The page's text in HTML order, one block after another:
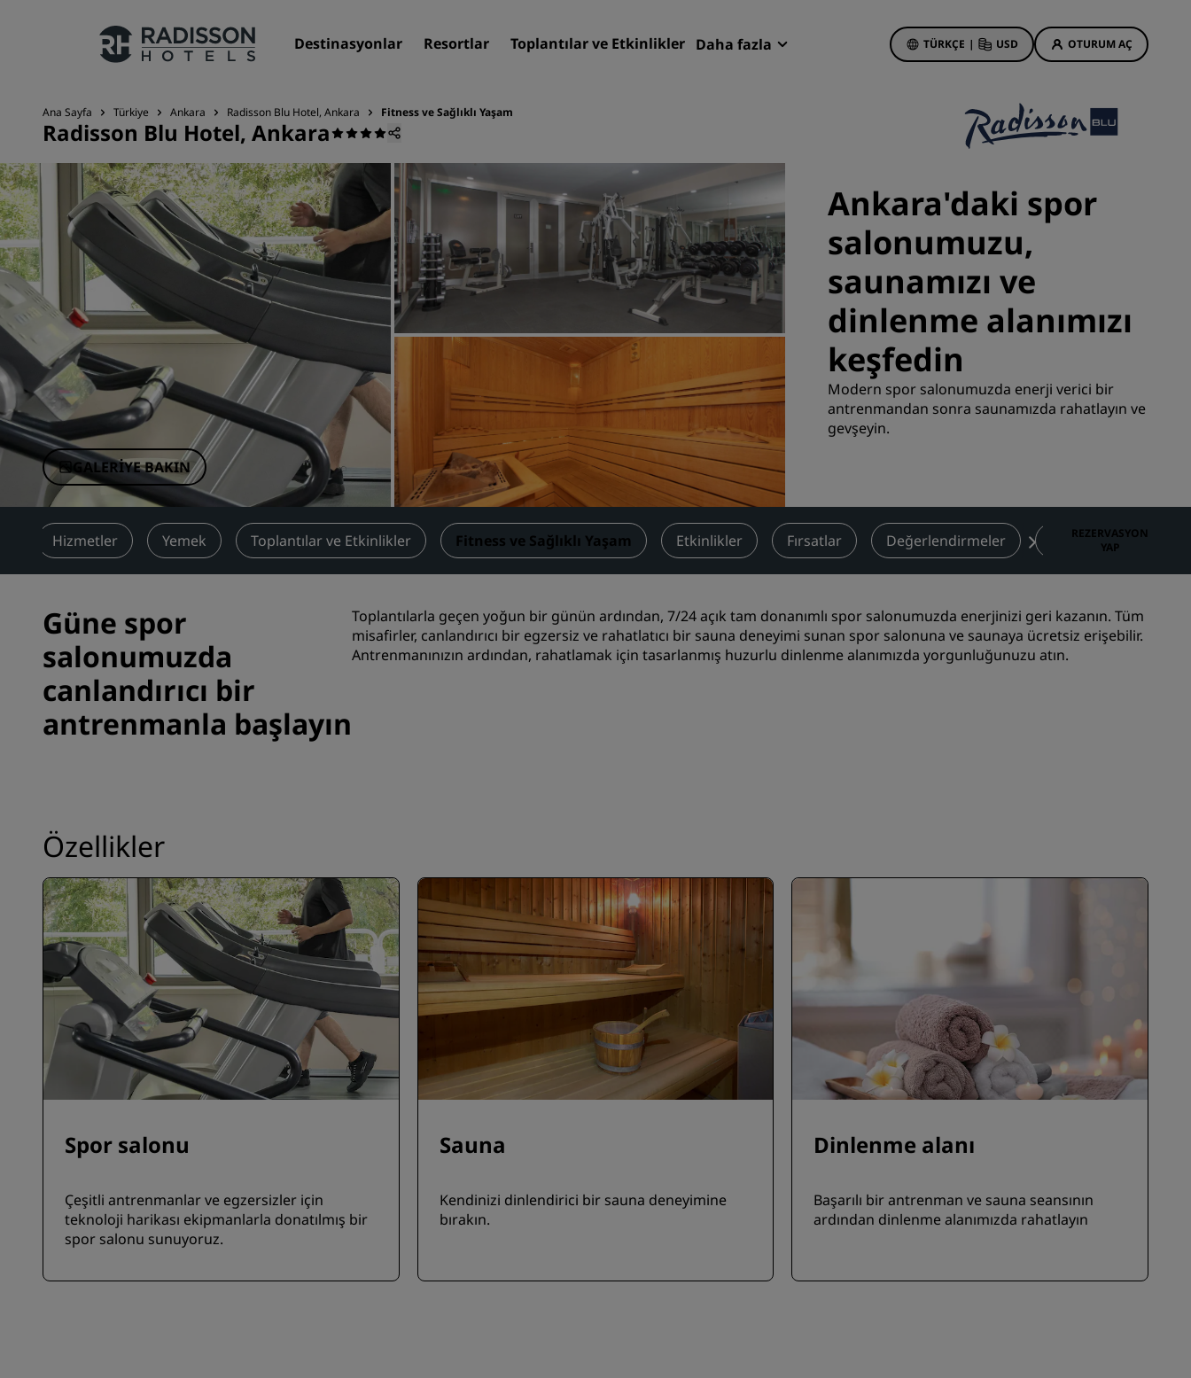
Destinasyonlar Resortlar Toplantılar ve Etkinlikler Daha fazla TÜRKÇE | USD OTURUM AÇ
Markalarımız
Radisson Hotels Markaları
Çin'deki Bağlı Markalar
Destinasyonlar
Resortlar
Hizmet verilen daireler
Havaalanı otelleri
Yeni & yakında kullanıma
sunulacak oteller
Toplantılar ve Etkinlikler
Radisson Meetings'i Keşfedin
Toplantı odası rezerve edin
Fiyat Teklifi İsteyin
Etkinlik Destinasyonları
Sektör Çözümleri
Uçuş ara
Uçuş ara
Yemek
Search for a restaurant
Otel Fırsatları
İlk seferin büyüsü
Erken rezervasyon
Paketlerimize göz atın
Seyahat fikirleri
Aile dostu oteller
Rad Pets
İş amaçlı seyahat eden
Şehir merkezi otelleri
Blogumuzu ziyaret edin
Radisson Rewards'u keşfedin
Avantajlar
Ana Sayfa Türkiye Ankara Radisson Blu Hotel, Ankara Fitness ve Sağlıklı Yaşam
Radisson Blu Hotel, Ankara
GALERIYE BAKIN
Ankara'daki spor
salonumuzu,
saunamızı ve
dinlenme alanımızı
keşfedin
Modern spor salonumuzda enerji verici bir
antrenmandan sonra saunamızda rahatlayın ve
gevşeyin.
Hizmetler Yemek Toplantılar ve Etkinlikler Fitness ve Sağlıklı Yaşam Etkinlikler Fırsatlar Değerlendirmeler Yakındaki Çekim
REZERVASYON
YAP
Güne spor
salonumuzda
canlandırıcı bir
antrenmanla başlayın
Toplantılarla geçen yoğun bir günün ardından, 7/24 açık tam donanımlı spor salonumuzda enerjinizi geri kazanın. Tüm
misafirler, canlandırıcı bir egzersiz ve rahatlatıcı bir sauna deneyimi sunan spor salonuna ve saunaya ücretsiz erişebilir.
Antrenmanınızın ardından, rahatlamak için tasarlanmış huzurlu dinlenme alanımızda yorgunluğunuzu atın.
Özellikler
Spor salonu
Çeşitli antrenmanlar ve egzersizler için
teknoloji harikası ekipmanlarla donatılmış bir
spor salonu sunuyoruz.
Sauna
Kendinizi dinlendirici bir sauna deneyimine
bırakın.
Dinlenme alanı
Başarılı bir antrenman ve sauna seansının
ardından dinlenme alanımızda rahatlayın